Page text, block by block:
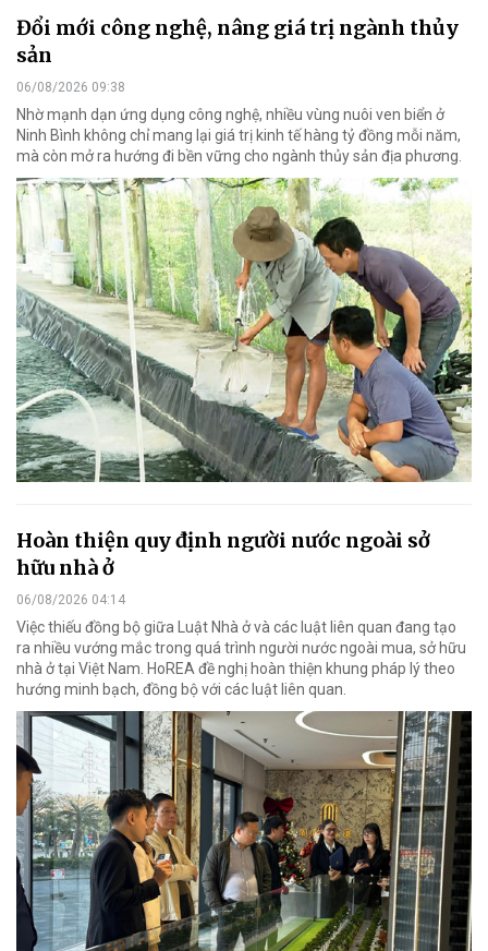
Đổi mới công nghệ, nâng giá trị ngành thủy
sản
06/08/2026 09:38
Nhờ mạnh dạn ứng dụng công nghệ, nhiều vùng nuôi ven biển ở
Ninh Bình không chỉ mang lại giá trị kinh tế hàng tỷ đồng mỗi năm,
mà còn mở ra hướng đi bền vững cho ngành thủy sản địa phương.
Hoàn thiện quy định người nước ngoài sở
hữu nhà ở
06/08/2026 04:14
Việc thiếu đồng bộ giữa Luật Nhà ở và các luật liên quan đang tạo
ra nhiều vướng mắc trong quá trình người nước ngoài mua, sở hữu
nhà ở tại Việt Nam. HoREA đề nghị hoàn thiện khung pháp lý theo
hướng minh bạch, đồng bộ với các luật liên quan.